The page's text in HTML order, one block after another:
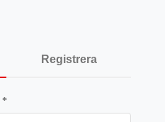
Registrera
*Obligatoriskt